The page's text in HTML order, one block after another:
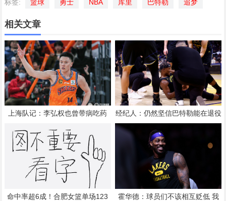
标签: 篮球 勇士 NBA 库里 巴特勒 追梦
相关文章
上海队记：李弘权也曾带病吃药
经纪人：仍然坚信巴特勒能在退役
前拿到总冠军 他会迎接挑战！
命中率超6成！合肥女篮单场123
霍华德：球员们不该相互贬低 我